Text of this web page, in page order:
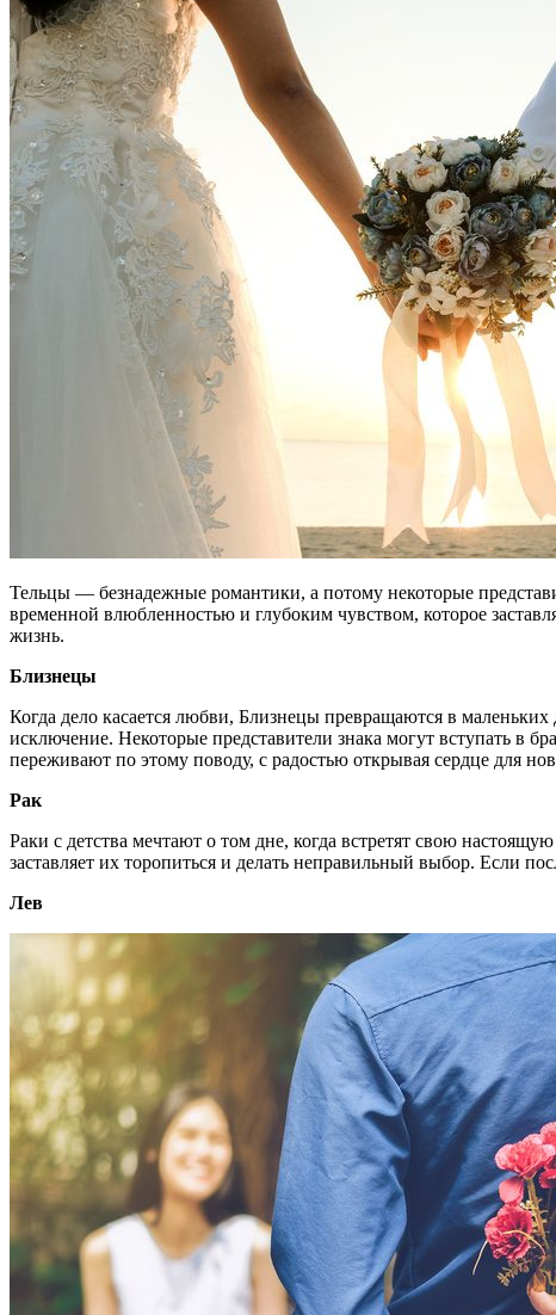
Тельцы — безнадежные романтики, а потому некоторые
временной влюбленностью и глубоким чувством, которое
жизнь.
Близнецы
Когда дело касается любви, Близнецы превращаются в
исключение. Некоторые представители знака могут вступать в
переживают по этому поводу, с радостью открывая сердце для
Рак
Раки с детства мечтают о том дне, когда встретят свою
заставляет их торопиться и делать неправильный выбор. Если
Лев